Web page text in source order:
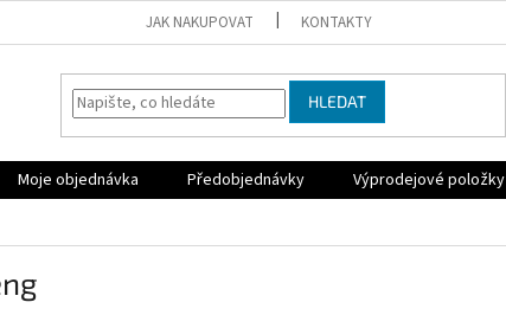
JAK NAKUPOVAT KONTAKTY
HLEDAT
Moje objednávka Předobjednávky Výprodejové položky